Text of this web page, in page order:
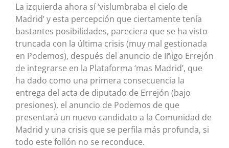
La izquierda ahora sí ‘vislumbraba el cielo de
Madrid’ y esta percepción que ciertamente tenía
bastantes posibilidades, pareciera que se ha visto
truncada con la última crisis (muy mal gestionada
en Podemos), después del anuncio de Iñigo Errejón
de integrarse en la Plataforma ‘mas Madrid’, que
ha dado como una primera consecuencia la
entrega del acta de diputado de Errejón (bajo
presiones), el anuncio de Podemos de que
presentará un nuevo candidato a la Comunidad de
Madrid y una crisis que se perfila más profunda, si
todo este follón no se reconduce.